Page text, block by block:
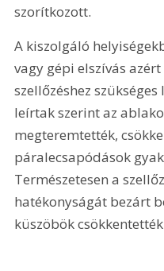
szorítkozott.
A kiszolgáló
vagy gépi elszívás
szellőzéshez
leírtak szerint az
megteremtették,
páralecsapódások
Természetesen a
hatékonyságát bezárt
küszöbök